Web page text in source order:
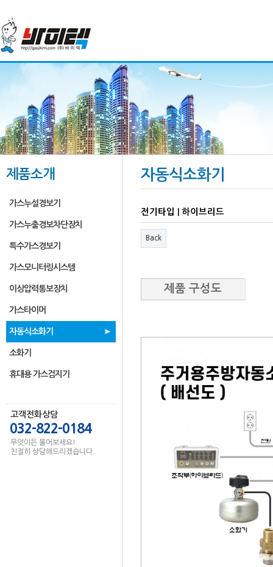
제품소개
가스누설경보기
가스누출경보차단장치
특수가스경보기
가스모니터링시스템
이상압력통보장치
가스타이머
자동식소화기
소화기
휴대용 가스검지기
고객전화상담
032-822-0184
무엇이든 물어보세요!
친절히 상담해드리겠습니다.
자동식소화기
전기타입 | 하이브리드
Back
제품 구성도